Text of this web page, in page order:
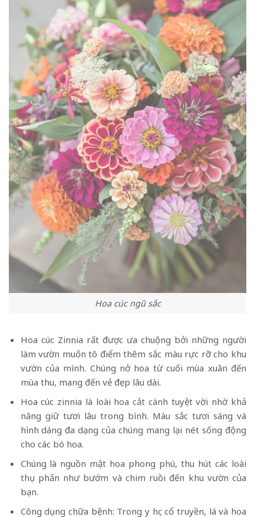
Hoa cúc ngũ sắc
Hoa cúc Zinnia rất được ưa chuộng bởi những người
làm vườn muốn tô điểm thêm sắc màu rực rỡ cho khu
vườn của mình. Chúng nở hoa từ cuối mùa xuân đến
mùa thu, mang đến vẻ đẹp lâu dài.
Hoa cúc zinnia là loài hoa cắt cành tuyệt vời nhờ khả
năng giữ tươi lâu trong bình. Màu sắc tươi sáng và
hình dáng đa dạng của chúng mang lại nét sống động
cho các bó hoa.
Chúng là nguồn mật hoa phong phú, thu hút các loài
thụ phấn như bướm và chim ruồi đến khu vườn của
bạn.
Công dụng chữa bệnh: Trong y học cổ truyền, lá và hoa